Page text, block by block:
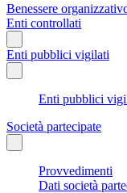
Benessere
Enti controllati
Enti pubblici vigilati
Enti pubblici
Società partecipate
Provvedimenti
Dati società